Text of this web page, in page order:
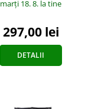
marți 18. 8. la tine
297,00 lei
DETALII